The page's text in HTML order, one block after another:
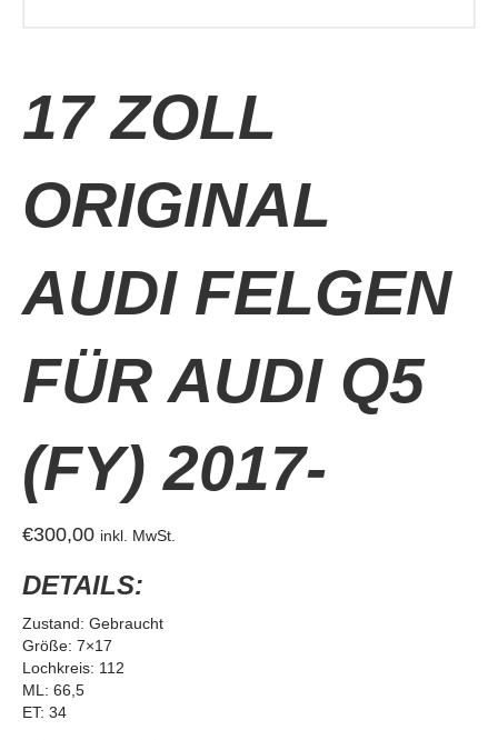
17 ZOLL
ORIGINAL
AUDI FELGEN
FÜR AUDI Q5
(FY) 2017-
€300,00 inkl. MwSt.
DETAILS:
Zustand: Gebraucht
Größe: 7×17
Lochkreis: 112
ML: 66,5
ET: 34